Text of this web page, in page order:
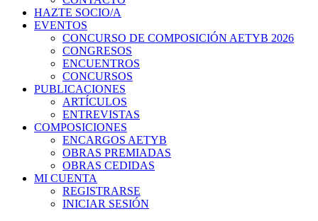
HAZTE SOCIO/A
EVENTOS
CONCURSO DE COMPOSICIÓN AETYB 2026
CONGRESOS
ENCUENTROS
CONCURSOS
PUBLICACIONES
ARTÍCULOS
ENTREVISTAS
COMPOSICIONES
ENCARGOS AETYB
OBRAS PREMIADAS
OBRAS CEDIDAS
MI CUENTA
REGISTRARSE
INICIAR SESIÓN